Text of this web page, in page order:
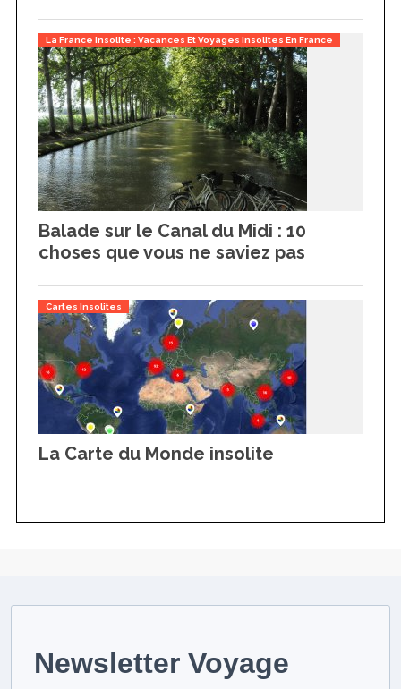
La France Insolite : Vacances Et Voyages Insolites En France
Balade sur le Canal du Midi : 10
choses que vous ne saviez pas
Cartes Insolites
La Carte du Monde insolite
Newsletter Voyage